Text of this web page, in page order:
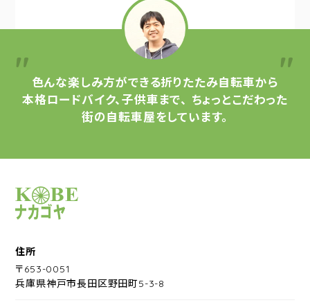
色んな楽しみ方ができる折りたたみ自転車から
本格ロードバイク、子供車まで、 ちょっとこだわった
街の自転車屋をしています。
サイクルショップナカゴヤ
住所
〒653-0051
兵庫県神戸市長田区野田町5-3-8